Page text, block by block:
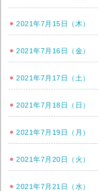
2021年7月15日（木）
2021年7月16日（金）
2021年7月17日（土）
2021年7月18日（日）
2021年7月19日（月）
2021年7月20日（火）
2021年7月21日（水）